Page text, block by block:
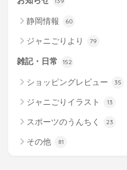
静岡情報 60
ジャニごりより 79
雑記・日常 152
ショッピングレビュー 35
ジャニごりイラスト 13
スポーツのうんちく 23
その他 81